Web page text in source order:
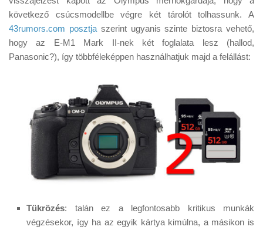
Helyszíni Riport
E-BB
következő csúcsmodellbe végre két tárolót tolhassunk. A
43rumors.com posztjaszerint ugyanis szinte biztosra vehető,
hogy az E-M1 Mark II-nek két foglalata lesz (hallod,
Panasonic?), így többféleképpen használhatjuk majd a felállást:
Tükrözés: talán ez a legfontosabb kritikus munkák
végzésekor, így ha az egyik kártya kimúlna, a másikon is